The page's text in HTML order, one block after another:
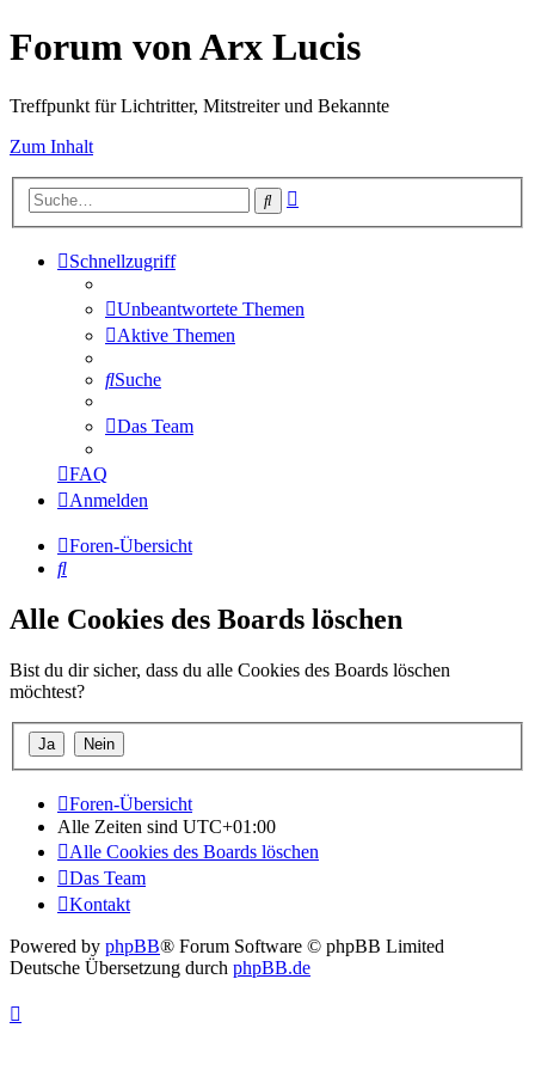
Forum von Arx Lucis
Treffpunkt für Lichtritter, Mitstreiter und Bekannte
Zum Inhalt
Suche
Schnellzugriff
Unbeantwortete Themen
Aktive Themen
Suche
Das Team
FAQ
Anmelden
Foren-Übersicht
Suche
Alle Cookies des Boards löschen
Bist du dir sicher, dass du alle Cookies des Boards löschen
möchtest?
Foren-Übersicht
Alle Zeiten sind UTC+01:00
Alle Cookies des Boards löschen
Das Team
Kontakt
Powered by phpBB® Forum Software © phpBB Limited
Deutsche Übersetzung durch phpBB.de